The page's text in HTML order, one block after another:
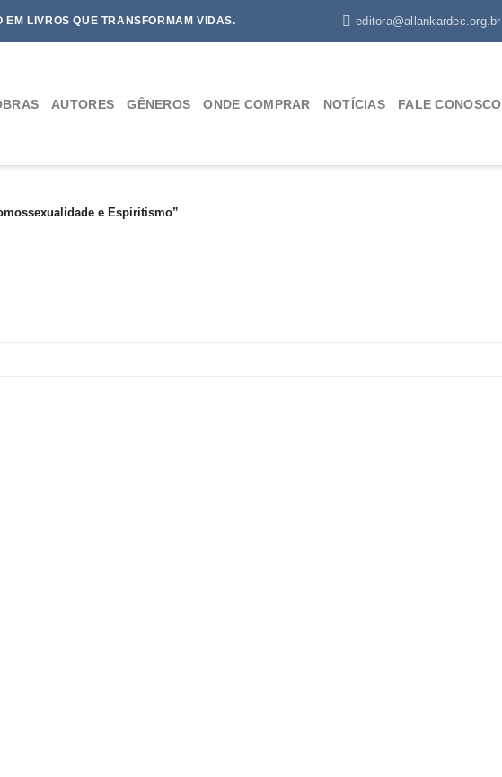
LIVROS QUE TRANSFORMAM VIDAS. editora@allankardec.org.br
AUTORES GÊNEROS ONDE COMPRAR NOTÍCIAS FALE CONOSCO
e Espiritismo”